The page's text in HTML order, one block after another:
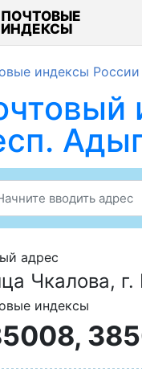
ПОЧТОВЫЕ
ИНДЕКСЫ
индексы России
адрес
Чкалова,
индексы